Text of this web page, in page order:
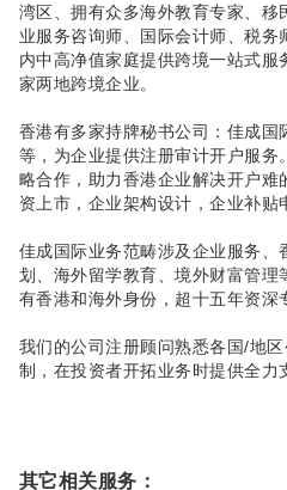
湾区、拥有众多海外教育专家、移
业服务咨询师、国际会计师、税务
内中高净值家庭提供跨境一站式服
家两地跨境企业。
香港有多家持牌秘书公司：佳成国
等，为企业提供注册审计开户服务
略合作，助力香港企业解决开户难
资上市，企业架构设计，企业补贴
佳成国际业务范畴涉及企业服务、
划、海外留学教育、境外财富管理
有香港和海外身份，超十五年资深
我们的公司注册顾问熟悉各国/地
制，在投资者开拓业务时提供全力
其它相关服务：